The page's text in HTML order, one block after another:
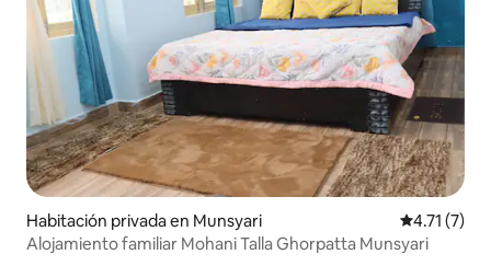
Habitación privada en Munsyari Calificación
4.71 (7)
Alojamiento familiar Mohani Talla Ghorpatta Munsyari